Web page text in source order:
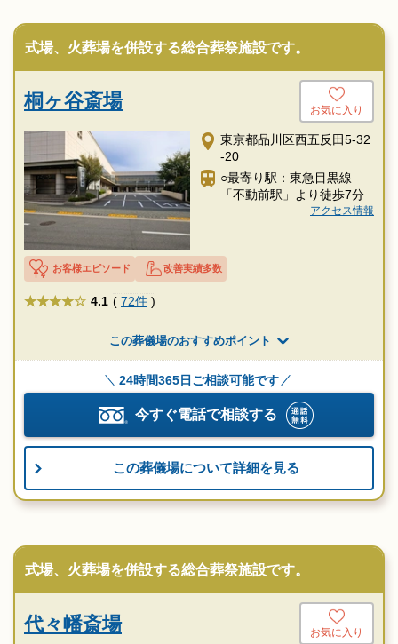
式場、火葬場を併設する総合葬祭施設です。
桐ヶ谷斎場 お気に入り
東京都品川区西五反田5-32
-20
○最寄り駅：東急目黒線
「不動前駅」より徒歩7分
アクセス情報
お客様エピソード 改善実績多数
★★★★ 4.1 ( 72件 )
この葬儀場のおすすめポイント
24時間365日ご相談可能です
今すぐ電話で相談する
この葬儀場について詳細を見る
式場、火葬場を併設する総合葬祭施設です。
代々幡斎場 お気に入り